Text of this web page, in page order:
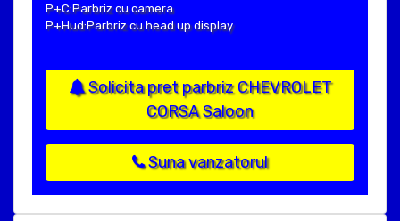
P+C:Parbriz cu camera
P+Hud:Parbriz cu head up display
Solicita pret parbriz CHEVROLET
CORSA Saloon
Suna vanzatorul